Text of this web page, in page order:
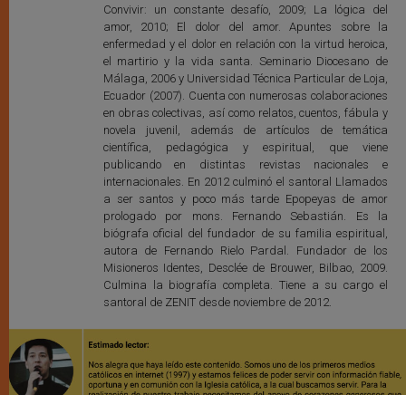
Convivir: un constante desafío, 2009; La lógica del
amor, 2010; El dolor del amor. Apuntes sobre la
enfermedad y el dolor en relación con la virtud heroica,
el martirio y la vida santa. Seminario Diocesano de
Málaga, 2006 y Universidad Técnica Particular de Loja,
Ecuador (2007). Cuenta con numerosas colaboraciones
en obras colectivas, así como relatos, cuentos, fábula y
novela juvenil, además de artículos de temática
científica, pedagógica y espiritual, que viene
publicando en distintas revistas nacionales e
internacionales. En 2012 culminó el santoral Llamados
a ser santos y poco más tarde Epopeyas de amor
prologado por mons. Fernando Sebastián. Es la
biógrafa oficial del fundador de su familia espiritual,
autora de Fernando Rielo Pardal. Fundador de los
Misioneros Identes, Desclée de Brouwer, Bilbao, 2009.
Culmina la biografía completa. Tiene a su cargo el
santoral de ZENIT desde noviembre de 2012.